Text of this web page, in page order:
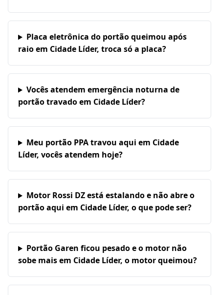
Placa eletrônica do portão queimou após
raio em Cidade Líder, troca só a placa?
Vocês atendem emergência noturna de
portão travado em Cidade Líder?
Meu portão PPA travou aqui em Cidade
Líder, vocês atendem hoje?
Motor Rossi DZ está estalando e não abre o
portão aqui em Cidade Líder, o que pode ser?
Portão Garen ficou pesado e o motor não
sobe mais em Cidade Líder, o motor queimou?